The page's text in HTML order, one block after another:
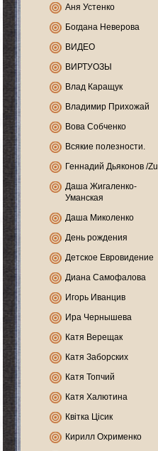
Аня Устенко
Богдана Неверова
ВИДЕО
ВИРТУОЗЫ
Влад Каращук
Владимир Прихожай
Вова Собченко
Всякие полезности.
Геннадий Дьяконов /
Даша Жигаленко-
Уманская
Даша Миколенко
День рождения
Детское Евровидение
Диана Самофалова
Игорь Иванцив
Ира Чернышева
Катя Верещак
Катя Заборских
Катя Топчий
Катя Халютина
Квітка Цісик
Кирилл Охрименко